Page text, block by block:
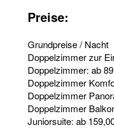
Preise:
Grundpreise / Nacht
Doppelzimmer zur
Doppelzimmer: ab
Doppelzimmer
Doppelzimmer
Doppelzimmer
Juniorsuite: ab